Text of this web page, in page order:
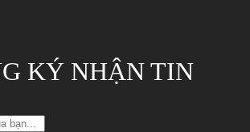
KÝ NHẬN TIN